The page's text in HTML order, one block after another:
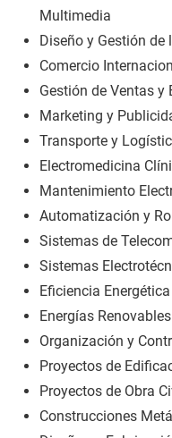
Multimedia
Diseño y Gestión de
Comercio
Gestión de Ventas y
Marketing y
Transporte y
Electromedicina
Mantenimiento
Automatización y
Sistemas de
Sistemas
Eficiencia
Energías Renovables
Organización y
Proyectos de
Proyectos de Obra
Construcciones